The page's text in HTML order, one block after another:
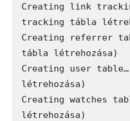
Creating link
tracking tábla
Creating referrer
tábla létrehozása)
Creating user
létrehozása)
Creating watches
létrehozása)